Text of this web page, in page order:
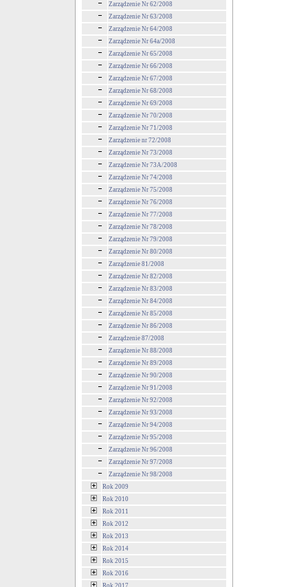
Zarządzenie Nr 62/2008
Zarządzenie Nr 63/2008
Zarządzenie Nr 64/2008
Zarządzenie Nr 64a/2008
Zarządzenie Nr 65/2008
Zarządzenie Nr 66/2008
Zarządzenie Nr 67/2008
Zarządzenie Nr 68/2008
Zarządzenie Nr 69/2008
Zarządzenie Nr 70/2008
Zarządzenie Nr 71/2008
Zarządzenie nr 72/2008
Zarządzenie Nr 73/2008
Zarządzenie Nr 73A/2008
Zarządzenie Nr 74/2008
Zarządzenie Nr 75/2008
Zarządzenie Nr 76/2008
Zarządzenie Nr 77/2008
Zarządzenie Nr 78/2008
Zarządzenie Nr 79/2008
Zarządzenie Nr 80/2008
Zarządzenie 81/2008
Zarządzenie Nr 82/2008
Zarządzenie Nr 83/2008
Zarządzenie Nr 84/2008
Zarządzenie Nr 85/2008
Zarządzenie Nr 86/2008
Zarządzenie 87/2008
Zarządzenie Nr 88/2008
Zarządzenie Nr 89/2008
Zarządzenie Nr 90/2008
Zarządzenie Nr 91/2008
Zarządzenie Nr 92/2008
Zarządzenie Nr 93/2008
Zarządzenie Nr 94/2008
Zarządzenie Nr 95/2008
Zarządzenie Nr 96/2008
Zarządzenie Nr 97/2008
Zarządzenie Nr 98/2008
Rok 2009
Rok 2010
Rok 2011
Rok 2012
Rok 2013
Rok 2014
Rok 2015
Rok 2016
Rok 2017